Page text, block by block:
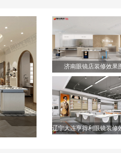
济南眼镜店装修效果
辽宁大连亨得利眼镜装修